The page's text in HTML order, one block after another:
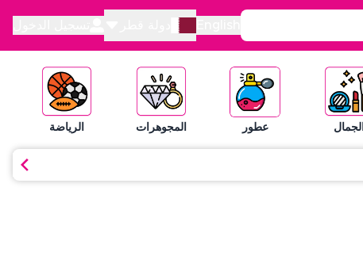
الجمال عطور المجوهرات الرياضة